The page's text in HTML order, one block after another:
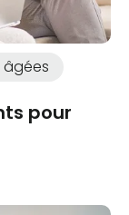
âgées
pour